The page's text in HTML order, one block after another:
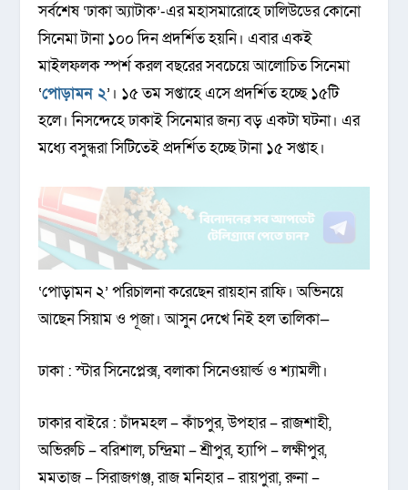
সর্বশেষ ‘ঢাকা অ্যাটাক’-এর মহাসমারোহে ঢালিউডের কোনো
সিনেমা টানা ১০০ দিন প্রদর্শিত হয়নি। এবার একই
মাইলফলক স্পর্শ করল বছরের সবচেয়ে আলোচিত সিনেমা
‘পোড়ামন ২’। ১৫ তম সপ্তাহে এসে প্রদর্শিত হচ্ছে ১৫টি
হলে। নিসন্দেহে ঢাকাই সিনেমার জন্য বড় একটা ঘটনা। এর
মধ্যে বসুন্ধরা সিটিতেই প্রদর্শিত হচ্ছে টানা ১৫ সপ্তাহ।
‘পোড়ামন ২’ পরিচালনা করেছেন রায়হান রাফি। অভিনয়ে
আছেন সিয়াম ও পূজা। আসুন দেখে নিই হল তালিকা—
ঢাকা : স্টার সিনেপ্লেক্স, বলাকা সিনেওয়ার্ল্ড ও শ্যামলী।
ঢাকার বাইরে : চাঁদমহল – কাঁচপুর, উপহার – রাজশাহী,
অভিরুচি – বরিশাল, চন্দ্রিমা – শ্রীপুর, হ্যাপি – লক্ষীপুর,
মমতাজ – সিরাজগঞ্জ, রাজ মনিহার – রায়পুরা, রুনা –